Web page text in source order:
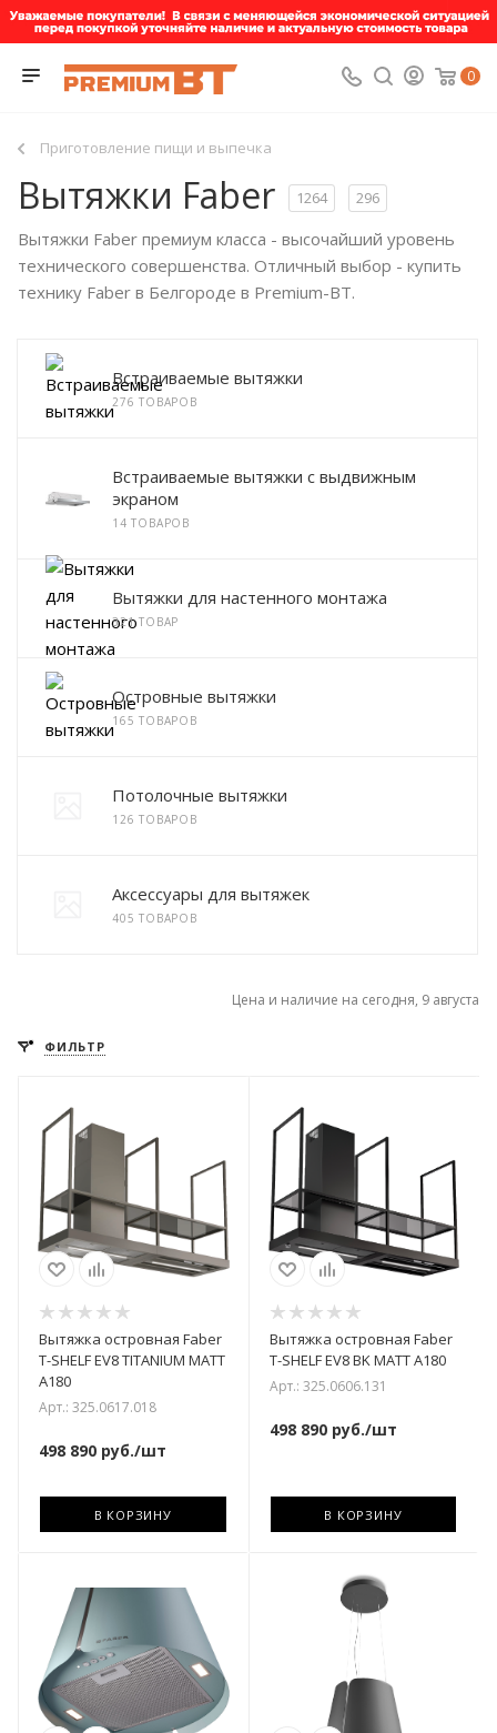
0
Приготовление пищи и выпечка
Вытяжки Faber 1264 296
Встраиваемые вытяжки
276 ТОВАРОВ
Встраиваемые вытяжки с выдвижным
экраном
14 ТОВАРОВ
Вытяжки для настенного монтажа
321 ТОВАР
Островные вытяжки
165 ТОВАРОВ
Потолочные вытяжки
126 ТОВАРОВ
Аксессуары для вытяжек
405 ТОВАРОВ
Вытяжки Faber премиум класса - высочайший уровень
технического совершенства. Отличный выбор - купить
технику Faber в Белгороде в Premium-BT.
Цена и наличие на сегодня, 9 августа
ФИЛЬТР
Вытяжка островная Faber
T-SHELF EV8 TITANIUM MATT
A180
Арт.: 325.0617.018
498 890 руб./шт
В КОРЗИНУ
Вытяжка островная Faber
T-SHELF EV8 BK MATT A180
Арт.: 325.0606.131
498 890руб./шт
В КОРЗИНУ